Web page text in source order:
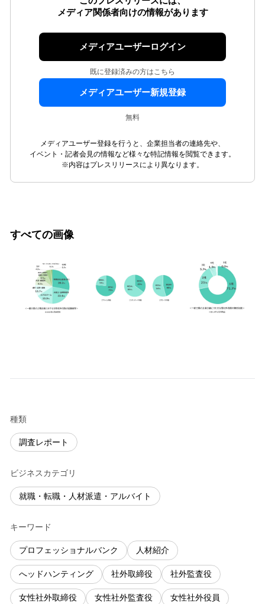
メディア関係者向けの情報があります
メディアユーザーログイン
既に登録済みの方はこちら
メディアユーザー新規登録
無料
メディアユーザー登録を行うと、企業担当者の連絡先や、
イベント・記者会見の情報など様々な特記情報を閲覧できます。
※内容はプレスリリースにより異なります。
すべての画像
種類
調査レポート
ビジネスカテゴリ
就職・転職・人材派遣・アルバイト
キーワード
プロフェッショナルバンク 人材紹介
へッドハンティング 社外取締役 社外監査役
女性社外取締役 女性社外監査役 女性社外役員